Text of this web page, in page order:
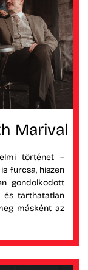
Marival
történet –
furcsa, hiszen
gondolkodott
és tarthatatlan
másként az